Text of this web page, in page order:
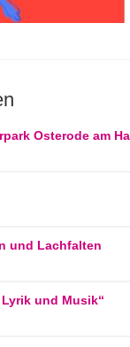
Osterode am
und Lachfalten
und Musik“